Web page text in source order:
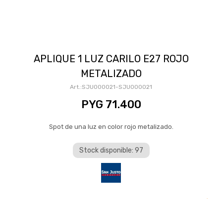
APLIQUE 1 LUZ CARILO E27 ROJO
METALIZADO
SJU000021-SJU000021
PYG 71.400
Spot de una luz en color rojo metalizado.
Stock disponible: 97